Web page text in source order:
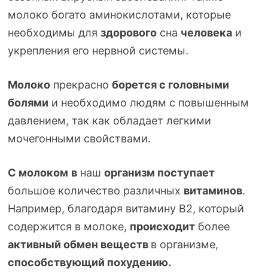
молоко богато аминокислотами, которые
необходимы для здоровогосна человекаи
укрепления его нервной системы.
Молокопрекрасно борется с головными
болями и необходимо людям с повышенным
давлением, так как обладает легкими
мочегонными свойствами.
С молоком внаш организм поступает
большое количество различных витаминов.
Например, благодаря витамину В2, который
содержится в молоке, происходитболее
активный обмен веществ в организме,
способствующий похудению.